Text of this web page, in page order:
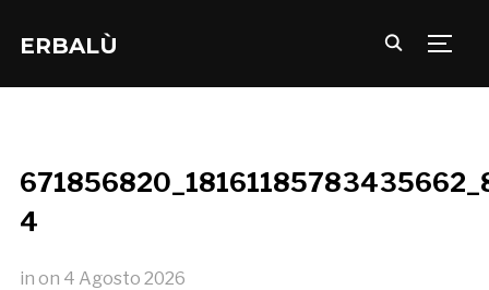
ERBALÙ
4
in on 4 Agosto 2026